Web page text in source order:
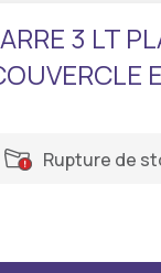
3 LT
Rupture de